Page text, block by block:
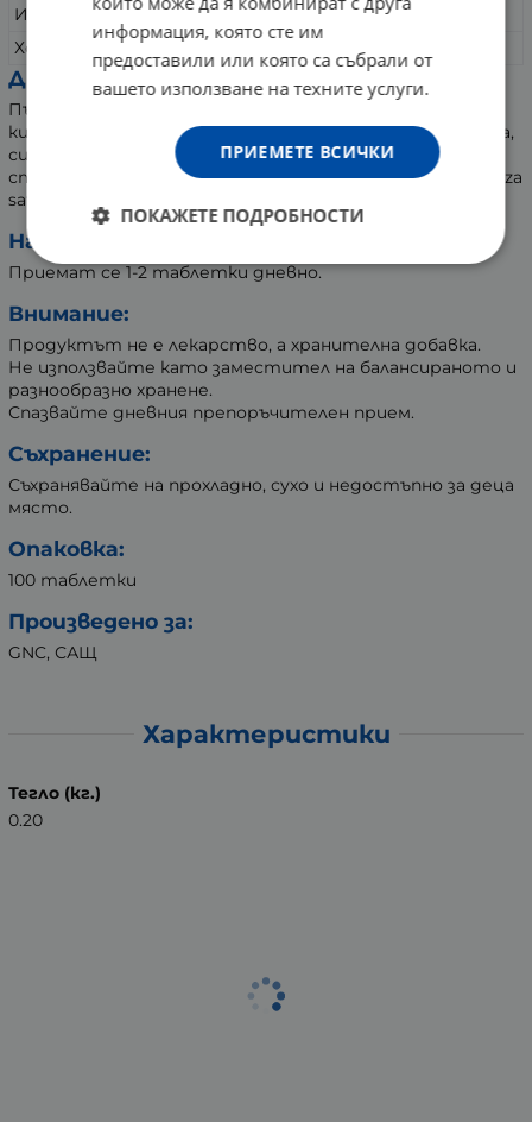
Инозитол
250 mg
Холин (холин битартрат)
250 mg
Други съставки:
Пълнител: микрокристална целулоза, стеаринова
киселина растителен източник, хидропропилцелулоза,
силициев диоксид, кроскармелоза натрий, магнезиев
стеарат растителен източник, кафяв ориз прах (Oryza
sativa).
Начин на употреба:
Приемат се 1-2 таблетки дневно.
Внимание:
Продуктът не е лекарство, а хранителна добавка.
Не използвайте като заместител на балансираното и
разнообразно хранене.
Спазвайте дневния препоръчителен прием.
Съхранение:
Съхранявайте на прохладно, сухо и недостъпно за деца
място.
Опаковка:
100 таблетки
Произведено за:
GNC, САЩ
Характеристики
Тегло (кг.)
0.20
информация, която сте им
предоставили или която са събрали от
вашето използване на техните услуги.
ПРИЕМЕТЕ ВСИЧКИ
ПОКАЖЕТЕ ПОДРОБНОСТИ